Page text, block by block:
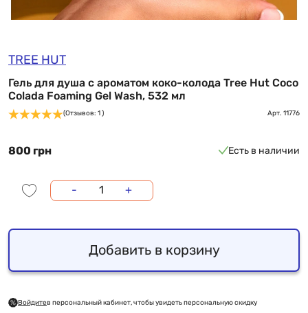
TREE HUT
Гель для душа с ароматом коко-колода Tree Hut Coco
Colada Foaming Gel Wash, 532 мл
(Отзывов: 1 ) Арт. 11776
800 грн Есть в наличии
- +
Добавить в корзину
Войдитев персональный кабинет, чтобы увидеть персональную скидку